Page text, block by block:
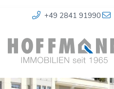
+49 2841 91990